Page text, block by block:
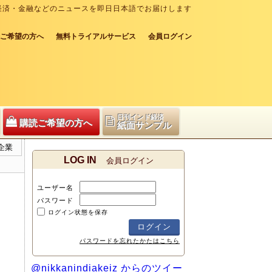
・金融などのニュースを即日日本語でお届けします
希望の方へ 無料トライアルサービス 会員ログイン
購読ご希望の方へ
日刊インド経済
紙面サンプル
業
LOG IN 会員ログイン
ユーザー名
パスワード
ログイン状態を保存
パスワードを忘れたかたはこちら
@nikkanindiakeiz からのツイー